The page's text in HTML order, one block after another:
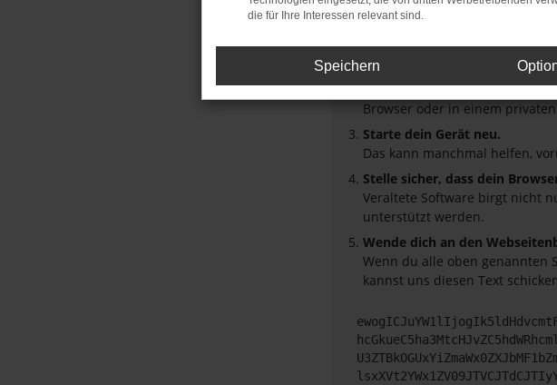
Laden andere Webseiten, zum
Prüfe deine
Manche Erweiterungen, wie
Browser oder in einem
Starte dein Gerät neu.
Das kann manchmal helfen,
Stelle sicher, dass dein
Veraltete Software birgt nicht
unterstützt werden.
Wende dich an den
Wenn du alle oben genannten
kannst uns diesen Text
die für Ihre Interessen relevant sind.
Speichern